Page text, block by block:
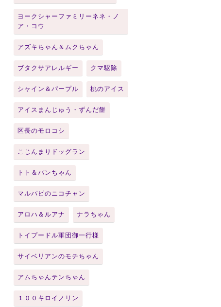
ヨークシャーファミリーネネ・ノ
ア・コウ
アズキちゃん＆ムクちゃん
ブタクサアレルギー クマ駆除
シャイン＆パープル 桃のアイス
アイスまんじゅう・ずんだ餅
区長のモロコシ
こじんまりドッグラン
トト＆パンちゃん
マルパピのニコチャン
アロハ＆ルアナ ナラちゃん
トイプードル軍団御一行様
サイベリアンのモチちゃん
アムちゃんテンちゃん
１００キロイノリン